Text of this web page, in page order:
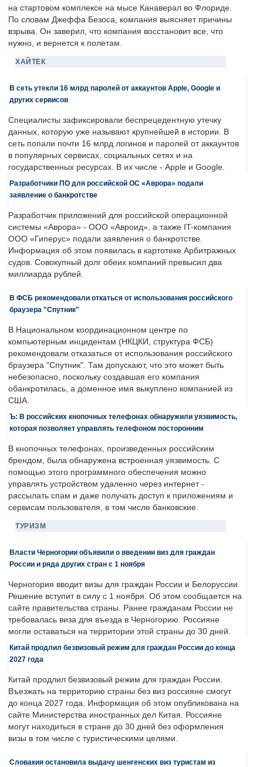
на стартовом комплексе на мысе Канаверал во Флориде.
По словам Джеффа Безоса, компания выясняет причины
взрыва. Он заверил, что компания восстановит все, что
нужно, и вернется к полетам.
ХАЙТЕК
В сеть утекли 16 млрд паролей от аккаунтов Apple, Google и
других сервисов
Специалисты зафиксировали беспрецедентную утечку
данных, которую уже называют крупнейшей в истории. В
сеть попали почти 16 млрд логинов и паролей от аккаунтов
в популярных сервисах, социальных сетях и на
государственных ресурсах. В их числе - Apple и Google.
Разработчики ПО для российской ОС «Аврора» подали
заявление о банкротстве
Разработчик приложений для российской операционной
системы «Аврора» - ООО «Авроид», а также IT-компания
ООО «Гиперус» подали заявления о банкротстве.
Информация об этом появилась в картотеке Арбитражных
судов. Совокупный долг обеих компаний превысил два
миллиарда рублей.
В ФСБ рекомендовали откаться от использования российского
браузера "Спутник"
В Национальном координационном центре по
компьютерным инцидентам (НКЦКИ, структура ФСБ)
рекомендовали отказаться от использования российского
браузера "Спутник". Там допускают, что это может быть
небезопасно, поскольку создавшая его компания
обанкротилась, а доменное имя выкуплено компанией из
США.
Ъ: В российских кнопочных телефонах обнаружили уязвимость,
которая позволяет управлять телефоном посторонним
В кнопочных телефонах, произведенных российским
брендом, была обнаружена встроенная уязвимость. С
помощью этого программного обеспечения можно
управлять устройством удаленно через интернет -
рассылать спам и даже получать доступ к приложениям и
сервисам пользователя, в том числе банковские.
ТУРИЗМ
Власти Черногории объявили о введении виз для граждан
России и ряда других стран с 1 ноября
Черногория вводит визы для граждан России и Белоруссии.
Решение вступит в силу с 1 ноября. Об этом сообщается на
сайте правительства страны. Ранее гражданам России не
требовалась виза для въезда в Черногорию. Россияне
могли оставаться на территории этой страны до 30 дней.
Китай продлил безвизовый режим для граждан России до конца
2027 года
Китай продлил безвизовый режим для граждан России.
Въезжать на территорию страны без виз россияне смогут
до конца 2027 года. Информация об этом опубликована на
сайте Министерства иностранных дел Китая. Россияне
могут находиться в стране до 30 дней без оформления
визы в том числе с туристическими целями.
Словакия остановила выдачу шенгенских виз туристам из